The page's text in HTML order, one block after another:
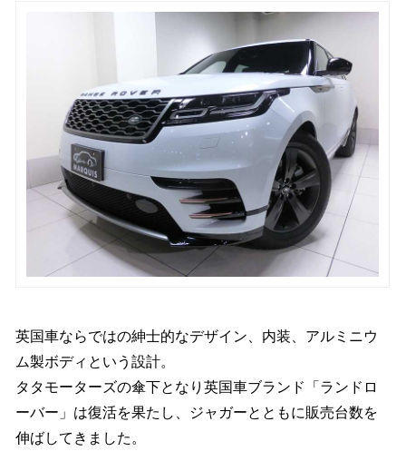
英国車ならではの紳士的なデザイン、内装、アルミニウ
ム製ボディという設計。
タタモーターズの傘下となり英国車ブランド「ランドロ
ーバー」は復活を果たし、ジャガーとともに販売台数を
伸ばしてきました。